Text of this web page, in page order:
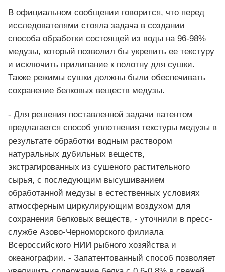
В официальном сообщении говорится, что перед
исследователями стояла задача в создании
способа обработки состоящей из воды на 96-98%
медузы, который позволил бы укрепить ее текстуру
и исключить прилипание к полотну для сушки.
Также режимы сушки должны были обеспечивать
сохранение белковых веществ медузы.
- Для решения поставленной задачи патентом
предлагается способ уплотнения текстуры медузы в
результате обработки водным раствором
натуральных дубильных веществ,
экстрагированных из сушеного растительного
сырья, с последующим высушиванием
обработанной медузы в естественных условиях
атмосферным циркулирующим воздухом для
сохранения белковых веществ, - уточнили в пресс-
службе Азово-Черноморского филиала
Всероссийского НИИ рыбного хозяйства и
океанографии. - Запатентованный способ позволяет